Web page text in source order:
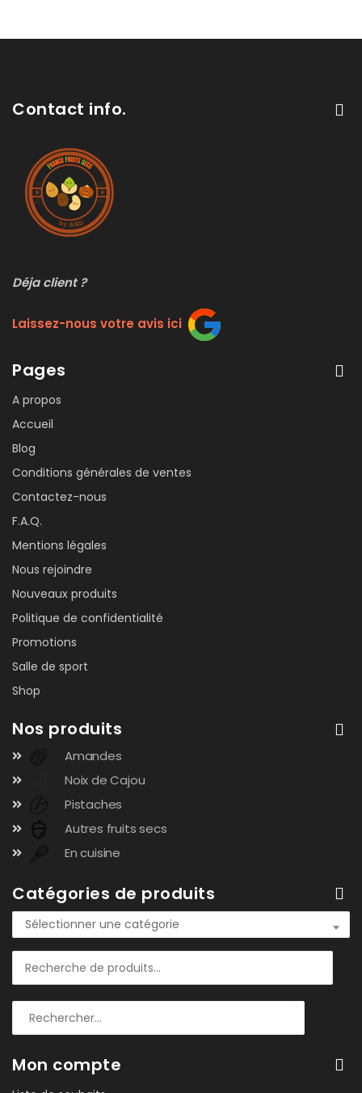
Contact info.
Déja client ?
Laissez-nous votre avis ici
Pages
A propos
Accueil
Blog
Conditions générales de ventes
Contactez-nous
F.A.Q.
Mentions légales
Nous rejoindre
Nouveaux produits
Politique de confidentialité
Promotions
Salle de sport
Shop
Nos produits
Amandes
Noix de Cajou
Pistaches
Autres fruits secs
En cuisine
Catégories de produits
Sélectionner une catégorie
Mon compte